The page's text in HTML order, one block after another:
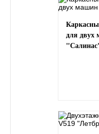
для двух